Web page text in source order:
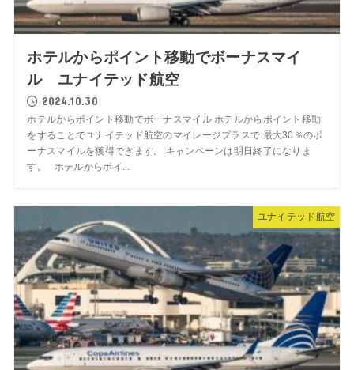
ホテルからポイント移動でボーナスマイ
ル ユナイテッド航空
2024.10.30
ホテルからポイント移動でボーナスマイル ホテルからポイント移動
をすることでユナイテッド航空のマイレージプラスで 最大30％のボ
ーナスマイルを獲得できます。 キャンペーンは明日終了になりま
す。 ホテルからポイ...
ユナイテッド航空